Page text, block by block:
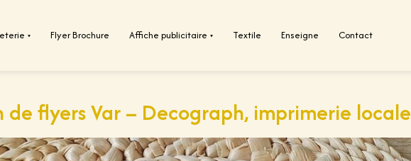
▾ Flyer Brochure Affiche publicitaire ▾ Textile Enseigne Contact
de flyers Var – Decograph, imprimerie locale